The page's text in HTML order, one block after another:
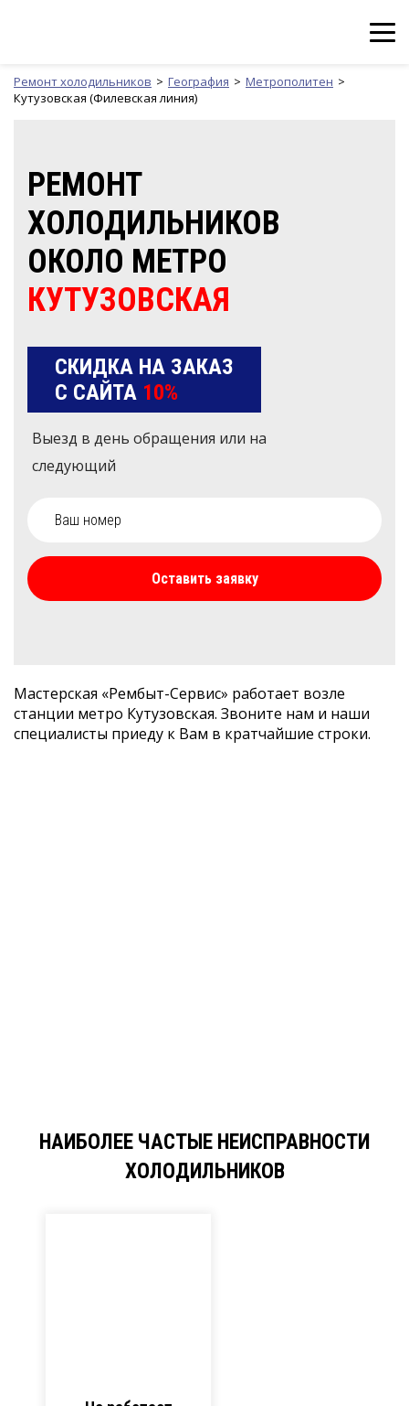
Ремонт холодильников География
Метрополитен
Кутузовская (Филевская линия)
РЕМОНТ
ХОЛОДИЛЬНИКОВ
ОКОЛО МЕТРО
КУТУЗОВСКАЯ
СКИДКА НА ЗАКАЗ
С САЙТА 10%
Выезд в день обращения или на
следующий
Оставить заявку
Мастерская «Рембыт-Сервис» работает возле
станции метро Кутузовская. Звоните нам и наши
специалисты приеду к Вам в кратчайшие строки.
НАИБОЛЕЕ ЧАСТЫЕ НЕИСПРАВНОСТИ
ХОЛОДИЛЬНИКОВ